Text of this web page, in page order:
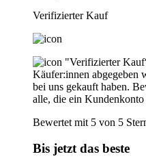
Verifizierter Kauf
"Verifizierter
Käufer:innen abgegeben
bei uns gekauft haben.
alle, die ein Kundenkonto
Bewertet mit 5 von 5
Bis jetzt das beste